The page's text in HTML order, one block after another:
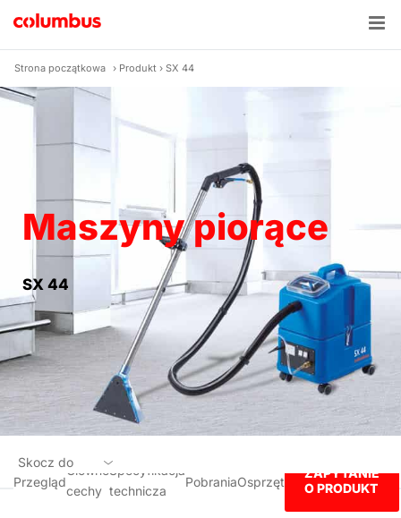
content
Strona początkowa › Produkt › SX 44
Maszyny piorące
SX 44
Przegląd
Główne
cechy
Specyfikacja
technicza
PobraniaOsprzęt
ZAPYTANIE
O PRODUKT
Skocz do
Przegląd